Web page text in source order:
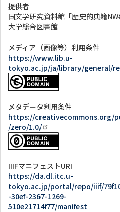
提供者
国文学研究資料館「歴史的典籍NW
大学総合図書館
メディア（画像等）利用条件
https://www.lib.u-
tokyo.ac.jp/ja/library/general/
メタデータ利用条件
https://creativecommons.org/
/zero/1.0/
IIIFマニフェストURI
https://da.dl.itc.u-
tokyo.ac.jp/portal/repo/iiif/
-30ef-2367-1269-
510e21714f77/manifest